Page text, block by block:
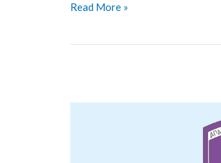
Read More »